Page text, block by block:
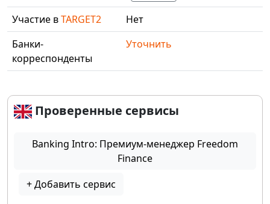
Участие вTARGET2
Нет
Банки-
корреспонденты
Уточнить
Проверенные сервисы
Banking Intro: Премиум-менеджер Freedom
Finance
+ Добавить сервис